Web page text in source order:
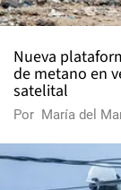
Nueva
de metano en
satelital
Por María del